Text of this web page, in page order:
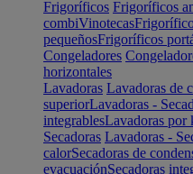
Frigoríficos Frigoríficos
combiVinotecas
pequeñosFrigoríficos
Congeladores
horizontales
Lavadoras Lavadoras de
superiorLavadoras -
integrablesLavadoras por
Secadoras Lavadoras -
calorSecadoras de
evacuaciónSecadoras